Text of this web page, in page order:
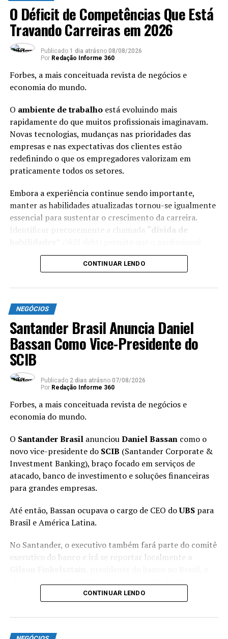
Carreira
VP de Gente do Grupo Boticário
Fala Sobre Carreira Global no
RH
Carreira
Portugal: “Seja Dono da Sua
Própria Carreira”
Carreira
Como a CFO da General Mills
Driblou Barreiras para Assumir a
Liderança
General Manager da Adobe
O Déficit de Competências Que Está
Travando Carreiras em 2026
Publicado 1 dia atrásno 08/08/2026
Por Redação Informe 360
Forbes, a mais conceituada revista de negócios e
economia do mundo.
O ambiente de trabalho está evoluindo mais
rapidamente do que muitos profissionais imaginavam.
Novas tecnologias, mudanças nas prioridades das
empresas e nas expectativas dos clientes estão
redefinindo o que os empregadores valorizam em
praticamente todos os setores.
Embora a experiência continue sendo importante,
manter as habilidades atualizadas tornou-se igualmente
essencial para sustentar o crescimento da carreira.
Identificar precocemente a chamada “dívida de
permaneça competitivo e continue criando
oportunidades ao longo da trajetória profissional.
Veja como a dívida de habilidades se desenvolve e o
que você pode fazer para evitá-la
ANÚNCIO
O que acontece quando as
habilidades deixam de acompanhar
as exigências do trabalho
A dívida de habilidades surge quando as competências
necessárias para uma função evoluem mais rapidamente
do que o conhecimento ou a experiência do
profissional.
Essa diferença costuma aparecer de forma gradual, à
medida que novas ferramentas, processos e expectativas
ainda assim, encontrar dificuldades para conquistar
projetos maiores, cargos de liderança ou posições mais
avançadas.
CONTINUAR LENDO
NEGÓCIOS
Santander Brasil Anuncia Daniel
Bassan Como Vice-Presidente do
SCIB
Publicado 2 dias atrásno 07/08/2026
Por Redação Informe 360
Forbes, a mais conceituada revista de negócios e
economia do mundo.
O Santander Brasil anunciouDaniel Bassancomo o
novo vice-presidente do SCIB (Santander Corporate &
Investment Banking), braço focado em serviços de
atacado, banco de investimento e soluções financeiras
para grandes empresas.
Até então, Bassan ocupava o cargo de CEO doUBS para
Brasil e América Latina.
No Santander, o executivo também fará parte do comitê
executivo do banco e irá se reportar localmente a
CONTINUAR LENDO